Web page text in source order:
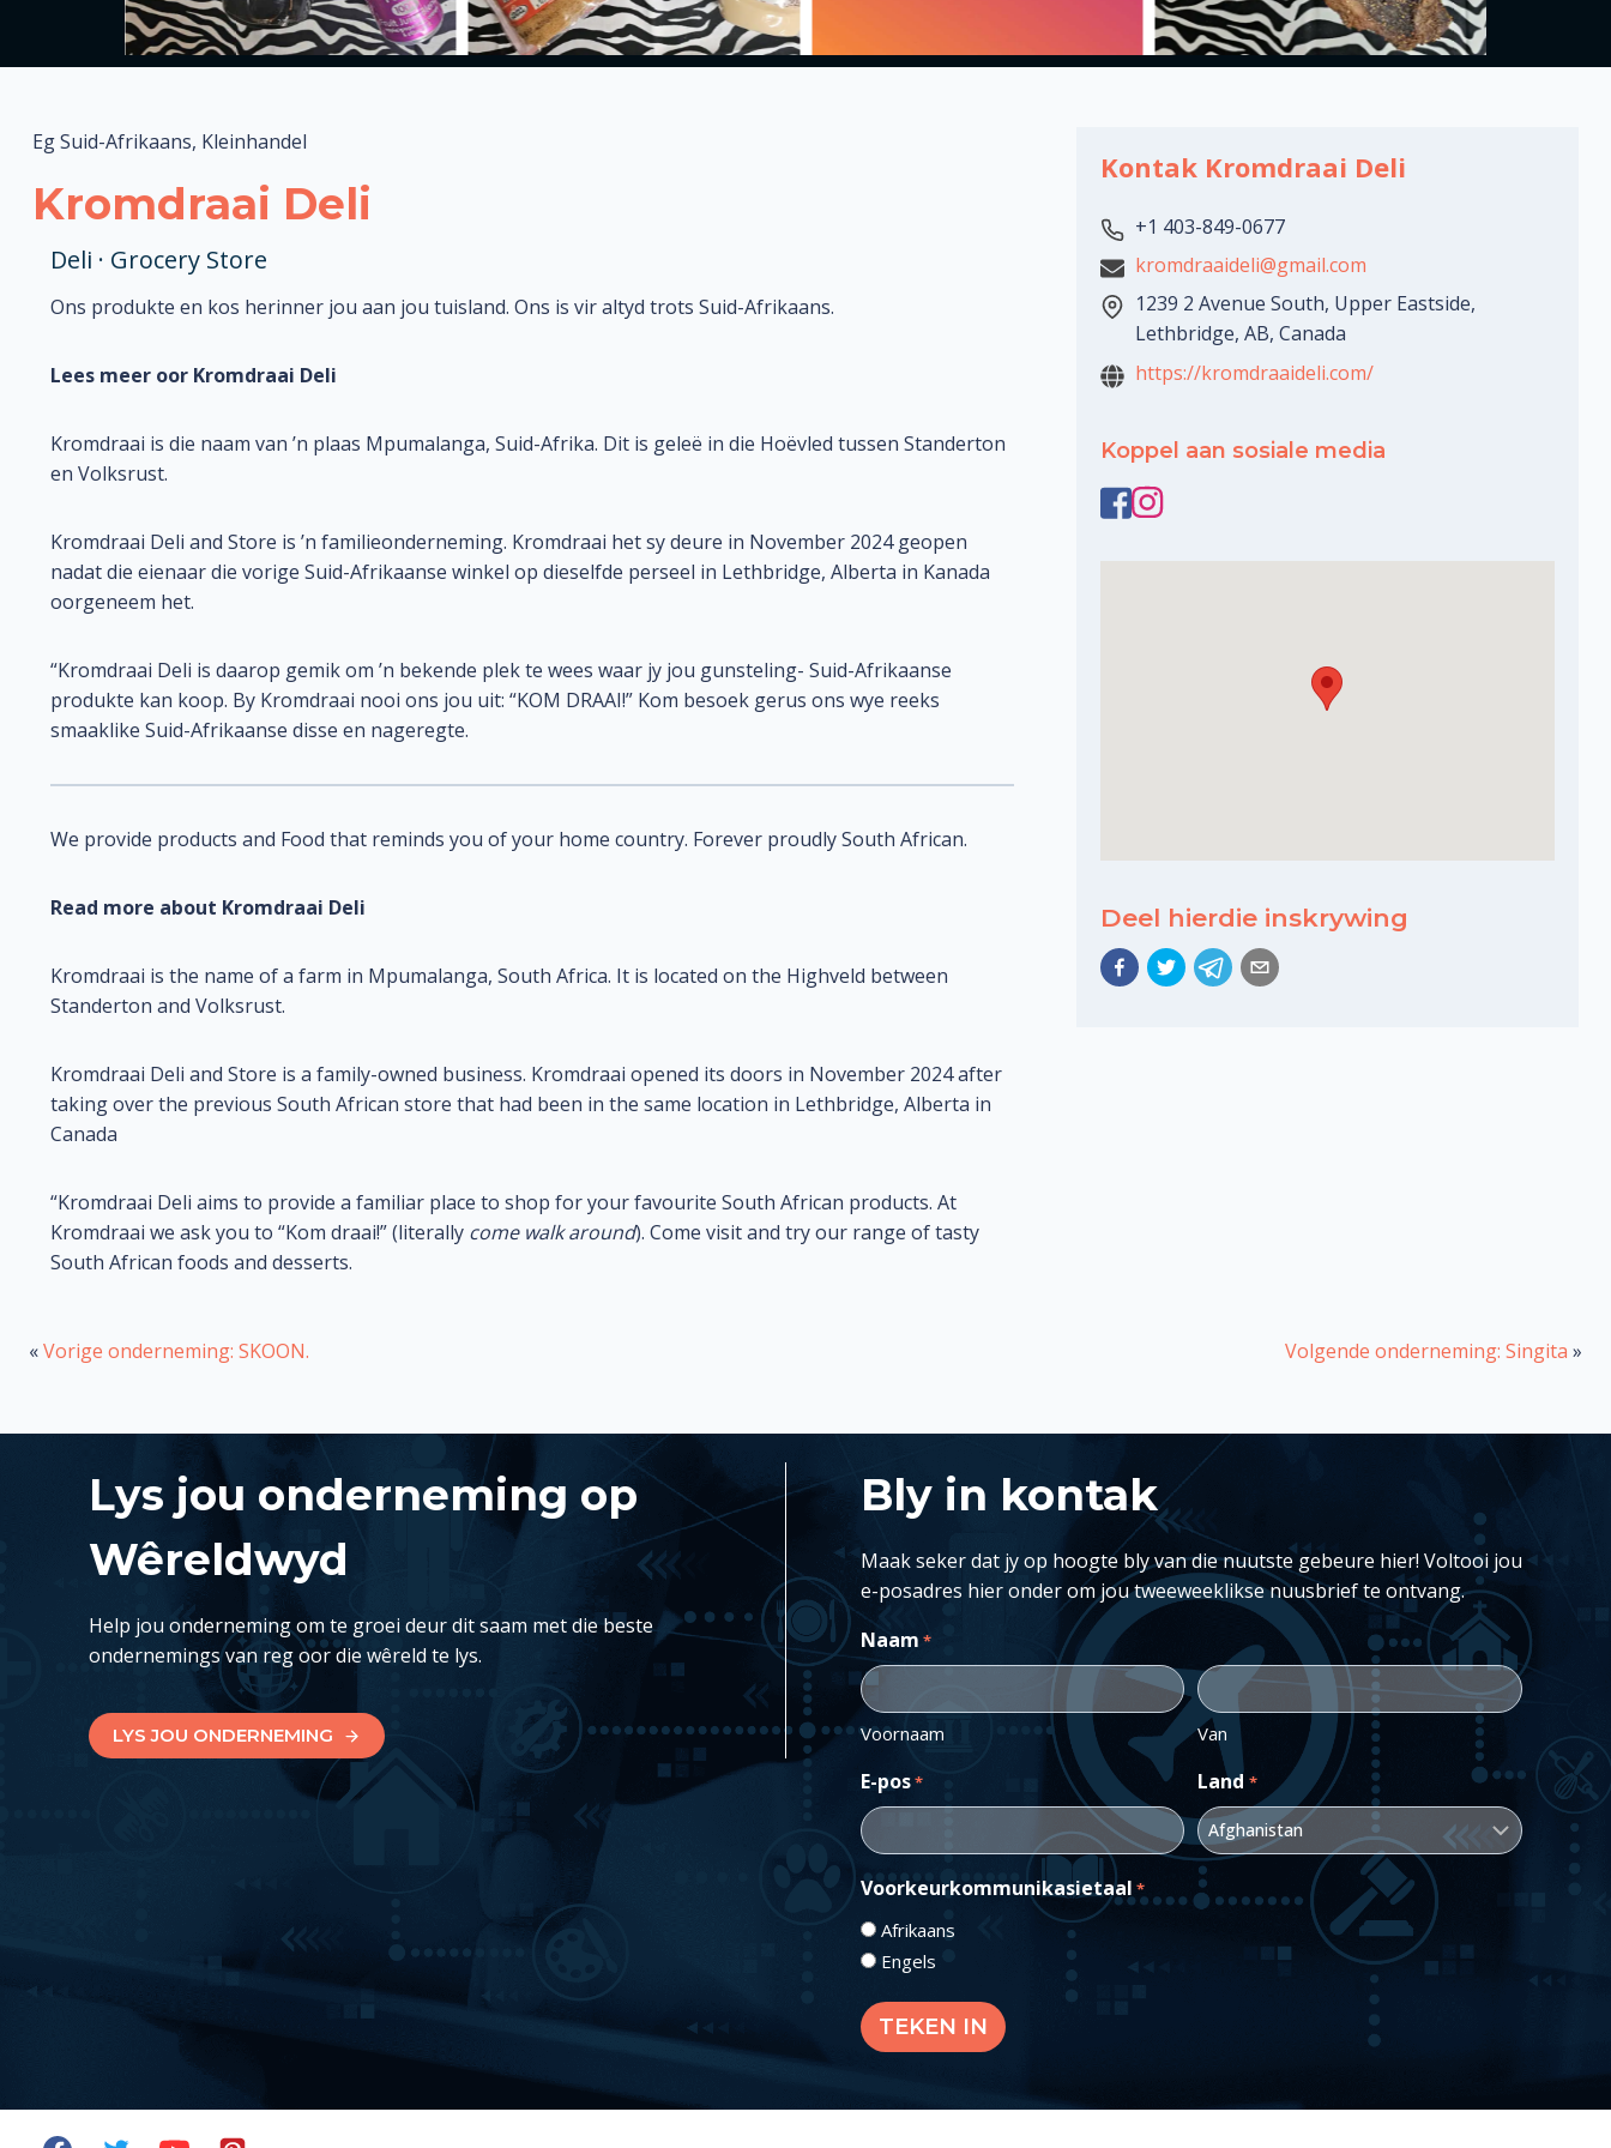
Eg Suid-Afrikaans, Kleinhandel
Kromdraai Deli
Deli · Grocery Store
Ons produkte en kos herinner jou aan jou tuisland. Ons is vir altyd trots Suid-Afrikaans.
Lees meer oor Kromdraai Deli
Kromdraai is die naam van ’n plaas Mpumalanga, Suid-Afrika. Dit is geleë in die Hoëvled tussen Standerton
en Volksrust.
Kromdraai Deli and Store is ’n familieonderneming. Kromdraai het sy deure in November 2024 geopen
nadat die eienaar die vorige Suid-Afrikaanse winkel op dieselfde perseel in Lethbridge, Alberta in Kanada
oorgeneem het.
“Kromdraai Deli is daarop gemik om ’n bekende plek te wees waar jy jou gunsteling- Suid-Afrikaanse
produkte kan koop. By Kromdraai nooi ons jou uit: “KOM DRAAI!” Kom besoek gerus ons wye reeks
smaaklike Suid-Afrikaanse disse en nageregte.
We provide products and Food that reminds you of your home country. Forever proudly South African.
Read more about Kromdraai Deli
Kromdraai is the name of a farm in Mpumalanga, South Africa. It is located on the Highveld between
Standerton and Volksrust.
Kromdraai Deli and Store is a family-owned business. Kromdraai opened its doors in November 2024 after
taking over the previous South African store that had been in the same location in Lethbridge, Alberta in
Canada
“Kromdraai Deli aims to provide a familiar place to shop for your favourite South African products. At
Kromdraai we ask you to “Kom draai!” (literally come walk around). Come visit and try our range of tasty
South African foods and desserts.
Kontak Kromdraai Deli
+1 403-849-0677
kromdraaideli@gmail.com
1239 2 Avenue South, Upper Eastside,
Lethbridge, AB, Canada
https://kromdraaideli.com/
Koppel aan sosiale media
Deel hierdie inskrywing
«Vorige onderneming: SKOON. Volgende onderneming: Singita »
Lys jou onderneming op
Wêreldwyd
Help jou onderneming om te groei deur dit saam met die beste
ondernemings van reg oor die wêreld te lys.
LYS JOU ONDERNEMING
Bly in kontak
Maak seker dat jy op hoogte bly van die nuutste gebeure hier! Voltooi jou
e-posadres hier onder om jou tweeweeklikse nuusbrief te ontvang.
Naam *
Voornaam Van
E-pos* Land *
Voorkeurkommunikasietaal *
Afrikaans
Engels